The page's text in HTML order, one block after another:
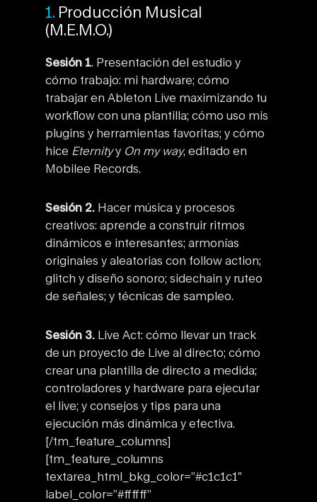
1. Producción Musical
(M.E.M.O.)
Sesión 1. Presentación del estudio y
cómo trabajo: mi hardware; cómo
trabajar en Ableton Live maximizando tu
workflow con una plantilla; cómo uso mis
plugins y herramientas favoritas; y cómo
hice Eternityy On my way, editado en
Mobilee Records.
Sesión 2. Hacer música y procesos
creativos: aprende a construir ritmos
dinámicos e interesantes; armonías
originales y aleatorias con follow action;
glitch y diseño sonoro; sidechain y ruteo
de señales; y técnicas de sampleo.
Sesión 3. Live Act: cómo llevar un track
de un proyecto de Live al directo; cómo
crear una plantilla de directo a medida;
controladores y hardware para ejecutar
el live; y consejos y tips para una
ejecución más dinámica y efectiva.
[/tm_feature_columns]
[tm_feature_columns
textarea_html_bkg_color=”#c1c1c1″
label_color=”#ffffff”